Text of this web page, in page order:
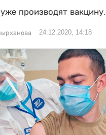
производят вакцину.
24.12.2020, 14:18